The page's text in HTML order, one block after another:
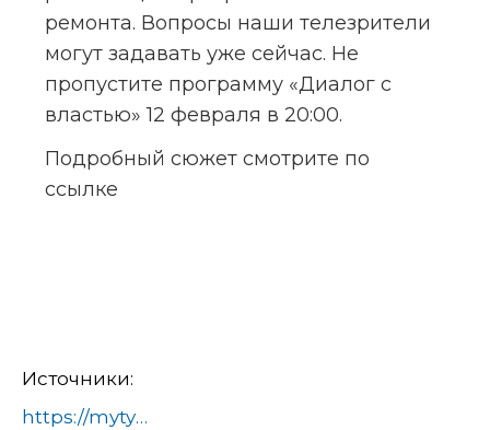
ремонта. Вопросы наши телезрители
могут задавать уже сейчас. Не
пропустите программу «Диалог с
властью» 12 февраля в 20:00.
Подробный сюжет смотрите по
ссылке
Источники:
https://mytyshi.ru/article/dialog-s-vlastyu-v-studii-pervogo-mytischinskogo-zamestitel-glavy-gorodskogo-okruga-mytischi-aleksandr-hayurov-737215